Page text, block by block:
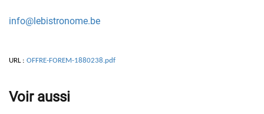
info@lebistronome.be
URL : OFFRE-FOREM-1880238.pdf
Voir aussi